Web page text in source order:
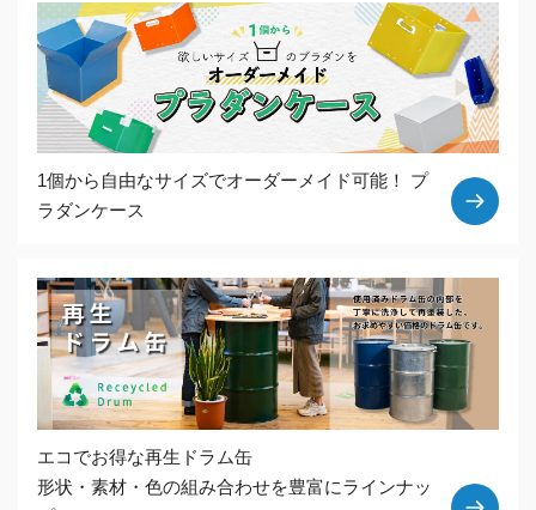
1個から自由なサイズでオーダーメイド可能！
プ
ラダンケース
エコでお得な再生ドラム缶
形状・素材・色の組み合わせを豊富にラインナッ